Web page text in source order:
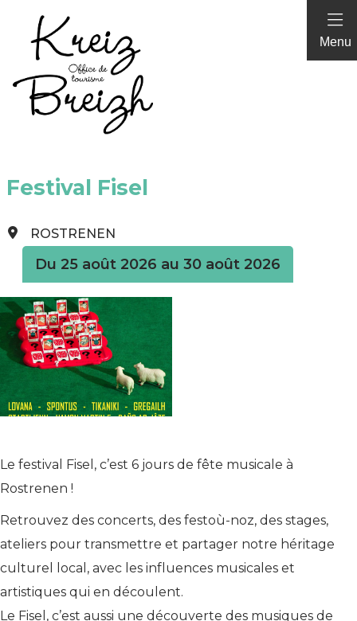
Panneau de gestion des cookies
Menu
Festival Fisel
ROSTRENEN
Du 25 août 2026 au 30 août 2026
Le festival Fisel, c’est 6 jours de fête musicale à
Rostrenen !
Retrouvez des concerts, des festoù-noz, des stages,
ateliers pour transmettre et partager notre héritage
culturel local, avec les influences musicales et
artistiques qui en découlent.
Le Fisel, c’est aussi une découverte des musiques de